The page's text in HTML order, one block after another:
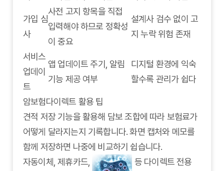
가입 심
사
사전 고지 항목을 직접
입력해야 하므로 정확성
이 중요
설계사 검수 없이 고
지 누락 위험 존재
서비스
업데이
트
앱 업데이트 주기, 알림
기능 제공 여부
디지털 환경에 익숙
할수록 관리가 쉽다
암보험다이렉트 활용 팁
견적 저장 기능을 활용해 담보 조합에 따라 보험료가
어떻게 달라지는지 기록합니다. 화면 캡처와 메모를
함께 저장하면 나중에 비교하기 쉽습니다.
자동이체, 제휴카드, 다계약 할인 등 다이렉트 전용